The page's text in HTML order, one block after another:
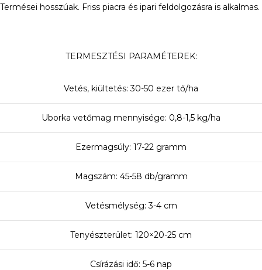
Termései hosszúak. Friss piacra és ipari feldolgozásra is alkalmas.
TERMESZTÉSI PARAMÉTEREK:
Vetés, kiültetés: 30-50 ezer tő/ha
Uborka vetőmag mennyisége: 0,8-1,5 kg/ha
Ezermagsúly: 17-22 gramm
Magszám: 45-58 db/gramm
Vetésmélység: 3-4 cm
Tenyészterület: 120×20-25 cm
Csírázási idő: 5-6 nap